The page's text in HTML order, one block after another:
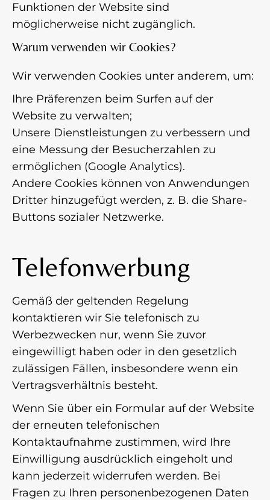
Funktionen der Website sind
möglicherweise nicht zugänglich.
Warum verwenden wir Cookies?
Wir verwenden Cookies unter anderem, um:
Ihre Präferenzen beim Surfen auf der
Website zu verwalten;
Unsere Dienstleistungen zu verbessern und
eine Messung der Besucherzahlen zu
ermöglichen (Google Analytics).
Andere Cookies können von Anwendungen
Dritter hinzugefügt werden, z. B. die Share-
Buttons sozialer Netzwerke.
Telefonwerbung
Gemäß der geltenden Regelung
kontaktieren wir Sie telefonisch zu
Werbezwecken nur, wenn Sie zuvor
eingewilligt haben oder in den gesetzlich
zulässigen Fällen, insbesondere wenn ein
Vertragsverhältnis besteht.
Wenn Sie über ein Formular auf der Website
der erneuten telefonischen
Kontaktaufnahme zustimmen, wird Ihre
Einwilligung ausdrücklich eingeholt und
kann jederzeit widerrufen werden. Bei
Fragen zu Ihren personenbezogenen Daten